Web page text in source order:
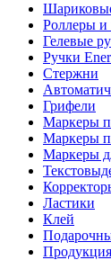
Роллеры и
Гелевые
Ручки
Стержни
Грифели
Маркеры
Маркеры
Маркеры
Ластики
Клей
Продукция